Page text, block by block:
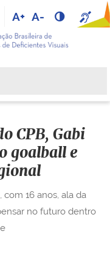
A+ A-
CPB, Gabi
goalball e
16 anos, ala da
no futuro dentro